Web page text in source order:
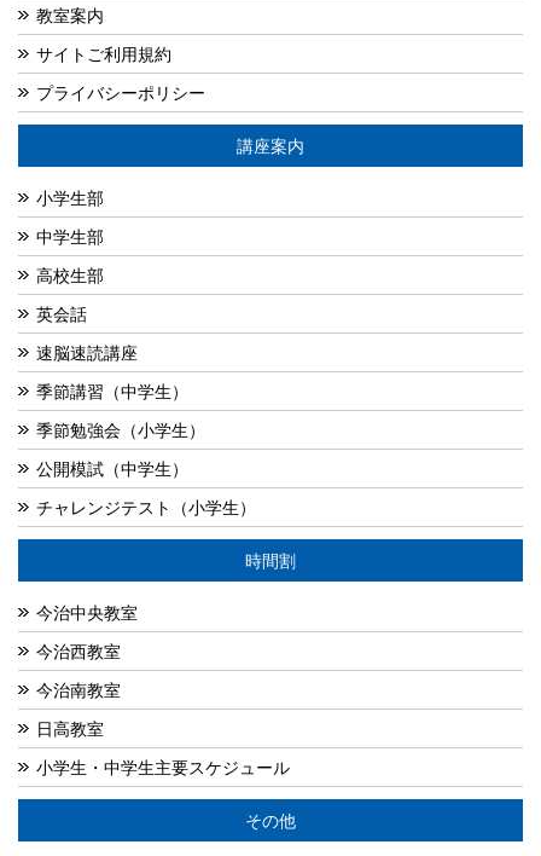
教室案内
サイトご利用規約
プライバシーポリシー
講座案内
小学生部
中学生部
高校生部
英会話
速脳速読講座
季節講習（中学生）
季節勉強会（小学生）
公開模試（中学生）
チャレンジテスト（小学生）
時間割
今治中央教室
今治西教室
今治南教室
日高教室
小学生・中学生主要スケジュール
その他